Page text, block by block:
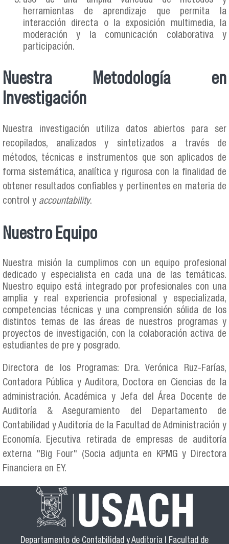
herramientas de aprendizaje que permita la
interacción directa o la exposición multimedia, la
moderación y la comunicación colaborativa y
participación.
Nuestra Metodología en
Investigación
Nuestra investigación utiliza datos abiertos para ser
recopilados, analizados y sintetizados a través de
métodos, técnicas e instrumentos que son aplicados de
forma sistemática, analítica y rigurosa con la finalidad de
obtener resultados confiables y pertinentes en materia de
control y accountability.
Nuestro Equipo
Nuestra misión la cumplimos con un equipo profesional
dedicado y especialista en cada una de las temáticas.
Nuestro equipo está integrado por profesionales con una
amplia y real experiencia profesional y especializada,
competencias técnicas y una comprensión sólida de los
distintos temas de las áreas de nuestros programas y
proyectos de investigación, con la colaboración activa de
estudiantes de pre y posgrado.
Directora de los Programas: Dra. Verónica Ruz-Farías,
Contadora Pública y Auditora, Doctora en Ciencias de la
administración. Académica y Jefa del Área Docente de
Auditoría & Aseguramiento del Departamento de
Contabilidad y Auditoría de la Facultad de Administración y
Economía. Ejecutiva retirada de empresas de auditoría
externa "Big Four" (Socia adjunta en KPMG y Directora
Financiera en EY.
Departamento de Contabilidad y Auditoría | Facultad de